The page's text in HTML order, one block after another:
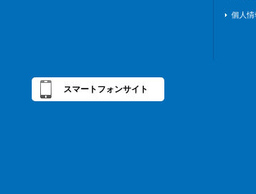
個人
スマートフォンサイト